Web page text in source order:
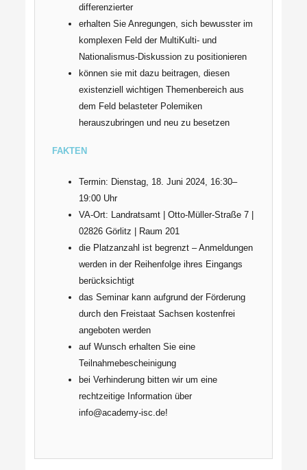
differenzierter
erhalten Sie Anregungen, sich bewusster im
komplexen Feld der MultiKulti- und
Nationalismus-Diskussion zu positionieren
können sie mit dazu beitragen, diesen
existenziell wichtigen Themenbereich aus
dem Feld belasteter Polemiken
herauszubringen und neu zu besetzen
FAKTEN
Termin: Dienstag, 18. Juni 2024, 16:30–
19:00 Uhr
VA-Ort: Landratsamt | Otto-Müller-Straße 7 |
02826 Görlitz | Raum 201
die Platzanzahl ist begrenzt – Anmeldungen
werden in der Reihenfolge ihres Eingangs
berücksichtigt
das Seminar kann aufgrund der Förderung
durch den Freistaat Sachsen kostenfrei
angeboten werden
auf Wunsch erhalten Sie eine
Teilnahmebescheinigung
bei Verhinderung bitten wir um eine
rechtzeitige Information über
info@academy-isc.de!